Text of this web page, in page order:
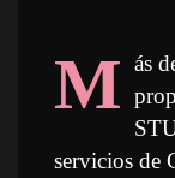
M ás
ervicios de